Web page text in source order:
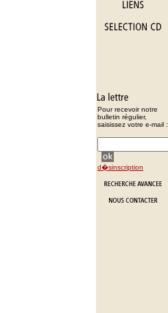
Pour recevoir notre
bulletin régulier,
saisissez votre e-mail :
d�sinscription